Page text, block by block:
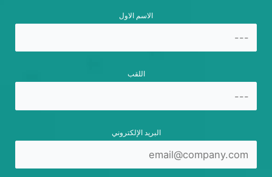
الاسم الاول
اللقب
البريد الإلكتروني